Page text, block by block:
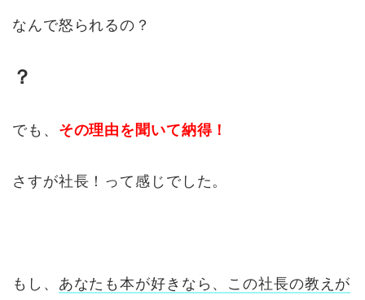
なんで怒られるの？
？
でも、 その理由を聞いて納得！
さすが社長！って感じでした。
もし、 あなたも本が好きなら、 この社長の教えが